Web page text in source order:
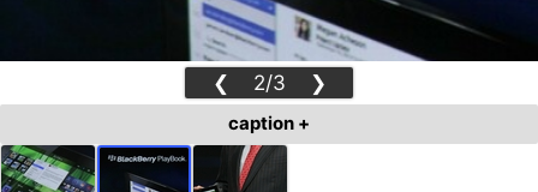
❮ 2/3 ❯
caption +